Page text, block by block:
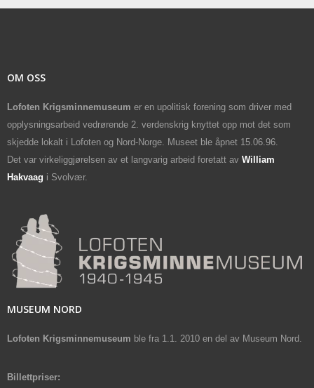
OM OSS
Lofoten Krigsminnemuseum er en upolitisk forening som driver med
opplysningsarbeid vedrørende 2. verdenskrig knyttet opp mot det som
skjedde lokalt i Lofoten og Nord-Norge. Museet ble åpnet 15.06.96.
Det var virkeliggjørelsen av et langvarig arbeid foretatt av William
Hakvaag i Svolvær.
MUSEUM NORD
Lofoten Krigsminnemuseum ble fra 1.1. 2010 en del av Museum Nord.
Billettpriser: